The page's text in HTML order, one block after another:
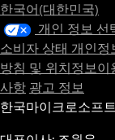
한국어(대한민국)
개인 정보 선
소비자 상태 개인정
방침 및 위치정보이
사항 광고 정보
한국마이크로소프